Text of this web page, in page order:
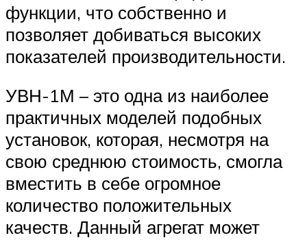
функции, что собственно и
позволяет добиваться высоких
показателей производительности.
УВН-1М – это одна из наиболее
практичных моделей подобных
установок, которая, несмотря на
свою среднюю стоимость, смогла
вместить в себе огромное
количество положительных
качеств. Данный агрегат может